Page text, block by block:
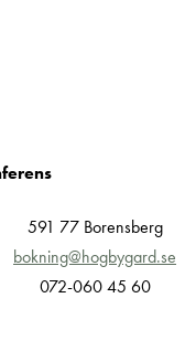
591 77 Borensberg
bokning@hogbygard.se
072-060 45 60